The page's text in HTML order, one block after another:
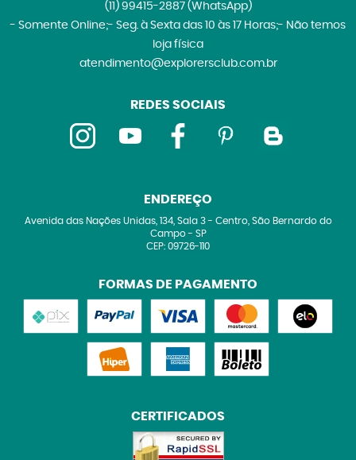
(11)99415-2887 (WhatsApp)
- Somente Online;- Seg. à Sexta das 10 às 17 Horas;- Não temos
loja física
atendimento@explorersclub.com.br
REDES SOCIAIS
ENDEREÇO
Avenida das Nações Unidas, 134, Sala 3- Centro, São Bernardo do
Campo- SP
CEP: 09726-110
FORMAS DE PAGAMENTO
CERTIFICADOS